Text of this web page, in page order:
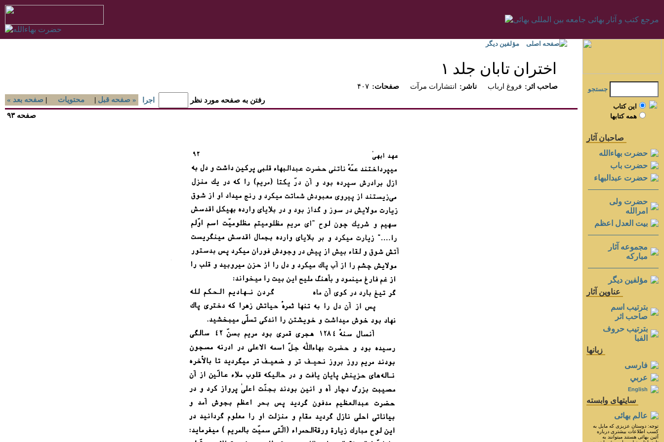
صفحه اصلی مؤلفين ديگر
اختران تابان جلد ۱‏
۴۰۷ :صفحات انتشارات مرآت :ناشر فروغ ارباب
:صاحب اثر
« صفحه بعد | محتويات | صفحه قبل » رفتن به صفحه مورد نظر
اجرا
جستجو
اين کتاب
همه کتابها
صاحبان آثار
حضرت بهاءالله
حضرت باب
حضرت عبدالبهاء
حضرت ولی
امرالله
بيت العدل اعظم
مجموعه آثار
مباركه
مؤلفين ديگر
عناوين آثار
بترتيب اسم
صاحب اثر
بترتيب حروف
الفبا
زبانها
فارسی
عربي
English
سايتهای وابسته
عالم بهائی
توجه: دوستان عزيزى كه مايل به
كسب اطلاعات بيشترى درباره
آئين بهائى هستند ميتوانند به